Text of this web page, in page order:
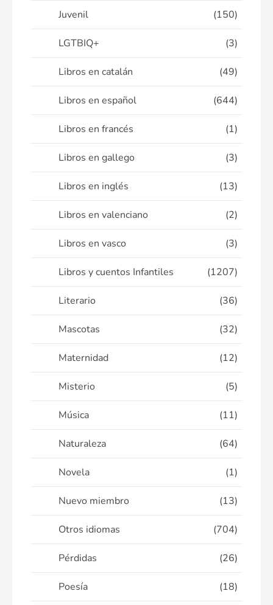
Juvenil (150)
LGTBIQ+ (3)
Libros en catalán (49)
Libros en español (644)
Libros en francés (1)
Libros en gallego (3)
Libros en inglés (13)
Libros en valenciano (2)
Libros en vasco (3)
Libros y cuentos Infantiles (1207)
Literario (36)
Mascotas (32)
Maternidad (12)
Misterio (5)
Música (11)
Naturaleza (64)
Novela (1)
Nuevo miembro (13)
Otros idiomas (704)
Pérdidas (26)
Poesía (18)